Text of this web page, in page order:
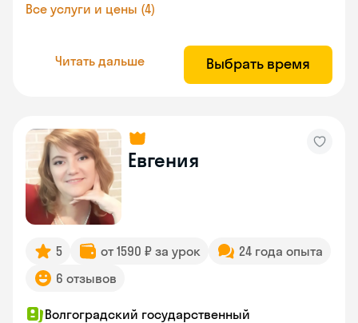
Все услуги и цены (4)
Читать дальше Выбрать время
Евгения
5 от 1590 ₽ за урок
24 года опыта
6 отзывов
Волгоградский государственный